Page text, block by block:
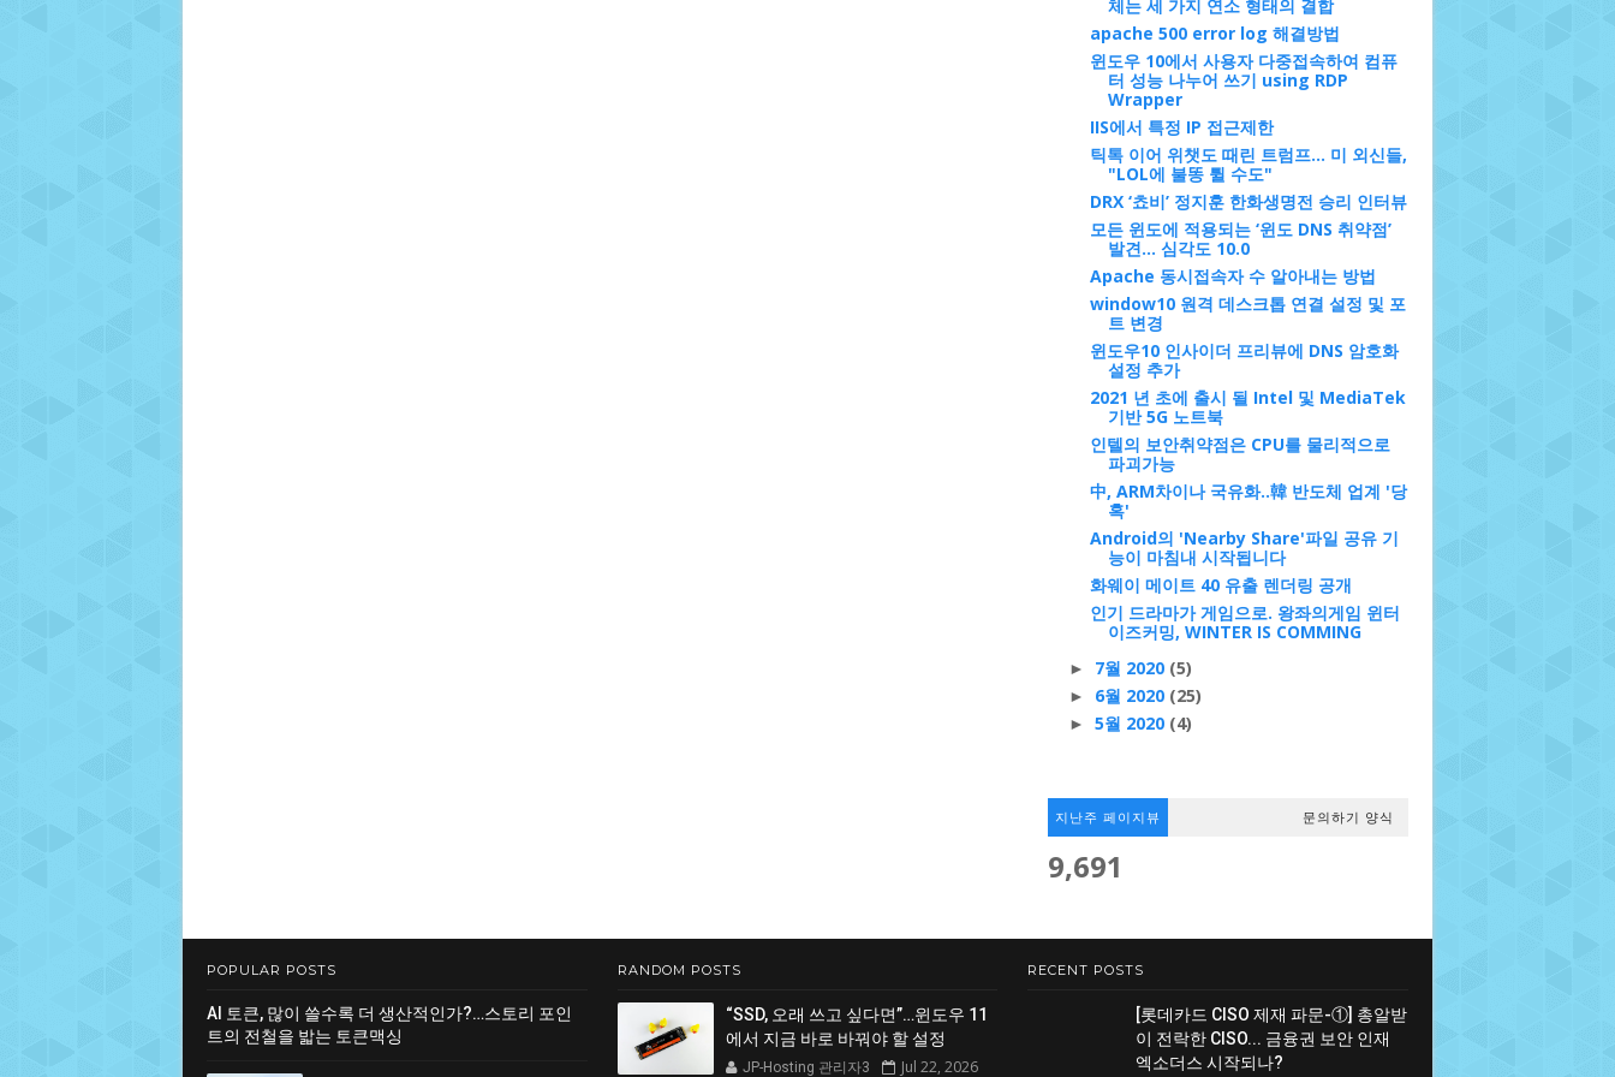
체는 세 가지 연소 형태의 결합
apache 500 error log 해결방법
윈도우 10에서 사용자 다중접속하여 컴퓨
터 성능 나누어 쓰기 using RDP
Wrapper
IIS에서 특정 IP 접근제한
틱톡 이어 위챗도 때린 트럼프… 미 외신들,
"LOL에 불똥 튈 수도"
DRX ‘쵸비’ 정지훈 한화생명전 승리 인터뷰
모든 윈도에 적용되는 ‘윈도 DNS 취약점’
발견... 심각도 10.0
Apache 동시접속자 수 알아내는 방법
window10 원격 데스크톱 연결 설정 및 포
트 변경
윈도우10 인사이더 프리뷰에 DNS 암호화
설정 추가
2021 년 초에 출시 될 Intel 및 MediaTek
기반 5G 노트북
인텔의 보안취약점은 CPU를 물리적으로
파괴가능
中, ARM차이나 국유화..韓 반도체 업계 '당
혹'
Android의 'Nearby Share'파일 공유 기
능이 마침내 시작됩니다
화웨이 메이트 40 유출 렌더링 공개
인기 드라마가 게임으로. 왕좌의게임 윈터
이즈커밍, WINTER IS COMMING
► 7월 2020 (5)
► 6월 2020 (25)
► 5월 2020 (4)
지난주 페이지뷰 문의하기 양식
9,691
POPULAR POSTS
AI 토큰, 많이 쓸수록 더 생산적인가?…스토리 포인
트의 전철을 밟는 토큰맥싱
RANDOM POSTS
“SSD, 오래 쓰고 싶다면”…윈도우 11
에서 지금 바로 바꿔야 할 설정
JP-Hosting 관리자3 Jul 22, 2026
RECENT POSTS
[롯데카드 CISO 제재 파문-①] 총알받
이 전락한 CISO... 금융권 보안 인재
엑소더스 시작되나?